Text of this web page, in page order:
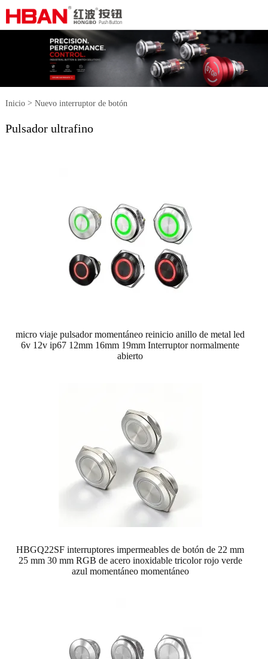
Inicio> Nuevo interruptor de botón
>Pulsador ultrafino
Pulsador ultrafino
micro viaje pulsador momentáneo reinicio anillo de metal led
6v 12v ip67 12mm 16mm 19mm Interruptor normalmente
abierto
HBGQ22SF interruptores impermeables de botón de 22 mm
25 mm 30 mm RGB de acero inoxidable tricolor rojo verde
azul momentáneo momentáneo